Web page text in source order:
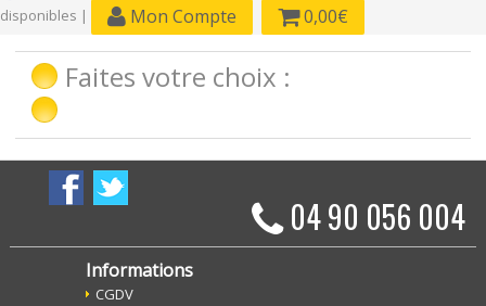
disponibles |
Mon Compte 0,00€
Faites votre choix :
04 90 056 004
Informations
CGDV